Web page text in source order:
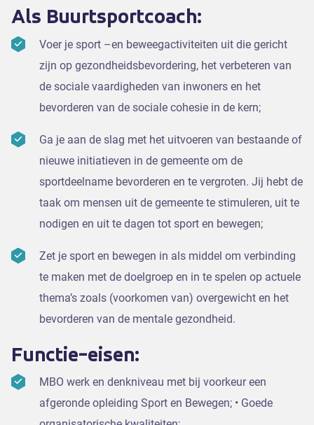
Als Buurtsportcoach:
Voer je sport –en beweegactiviteiten uit die gericht
zijn op gezondheidsbevordering, het verbeteren van
de sociale vaardigheden van inwoners en het
bevorderen van de sociale cohesie in de kern;
Ga je aan de slag met het uitvoeren van bestaande of
nieuwe initiatieven in de gemeente om de
sportdeelname bevorderen en te vergroten. Jij hebt de
taak om mensen uit de gemeente te stimuleren, uit te
nodigen en uit te dagen tot sport en bewegen;
Zet je sport en bewegen in als middel om verbinding
te maken met de doelgroep en in te spelen op actuele
thema’s zoals (voorkomen van) overgewicht en het
bevorderen van de mentale gezondheid.
Functie-eisen:
MBO werk en denkniveau met bij voorkeur een
afgeronde opleiding Sport en Bewegen; • Goede